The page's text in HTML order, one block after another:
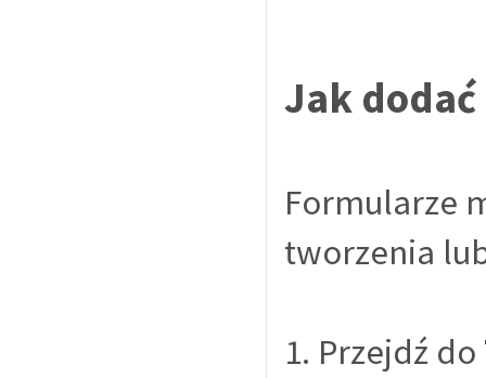
Jak
Formularze
tworzenia
1. Przejdź do